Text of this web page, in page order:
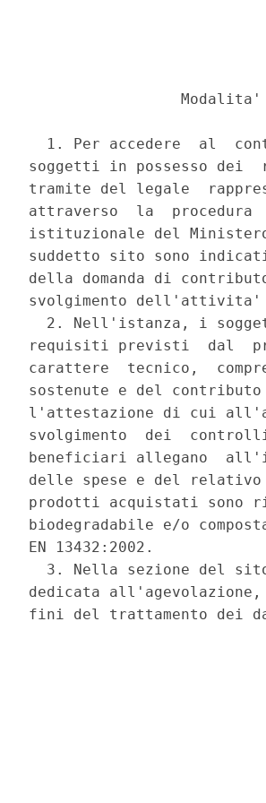
1. Per accedere  al
soggetti in possesso
tramite del legale
attraverso  la
istituzionale del Ministero
suddetto sito sono
della domanda di
svolgimento dell'attivita'
2. Nell'istanza, i
requisiti previsti  dal
carattere  tecnico,
sostenute e del
l'attestazione di cui
svolgimento  dei
beneficiari allegano
delle spese e del relativo
prodotti acquistati
biodegradabile e/o
EN 13432:2002.
3. Nella sezione del
dedicata